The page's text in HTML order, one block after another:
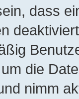
dass
die
nimm